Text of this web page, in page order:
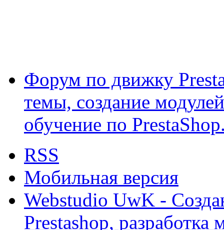
Форум по движку
темы, создание
обучение по
RSS
Мобильная версия
Webstudio UwK -
Prestashop, разработка